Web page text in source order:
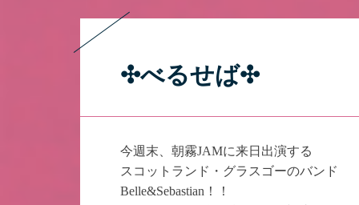
✣べるせば✣
今週末、朝霧JAMに来日出演する
スコットランド・グラスゴーのバンド
Belle&Sebastian！！